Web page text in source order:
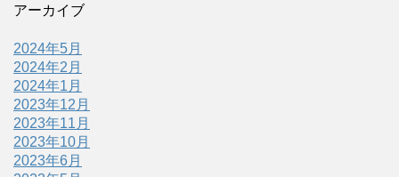
アーカイブ
2024年5月
2024年2月
2024年1月
2023年12月
2023年11月
2023年10月
2023年6月